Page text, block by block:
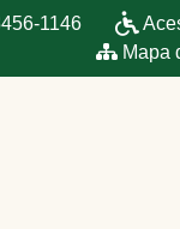
1146
Mapa